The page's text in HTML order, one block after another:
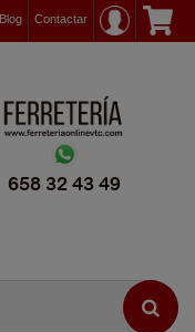
Contactar
Blog